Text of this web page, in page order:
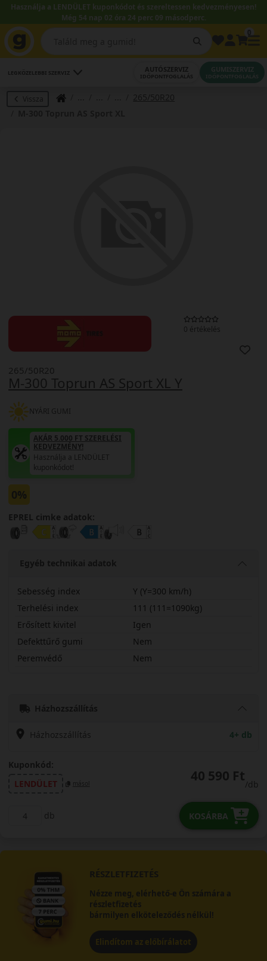
Használja a LENDÜLET kuponkódot és szereltessen kedvezményesen!
Még 54 nap 02 óra 24 perc 09 másodperc.
LEGKÖZELEBBI SZERVIZ AUTÓSZERVIZ
IDŐPONTFOGLALÁS
GUMISZERVIZ
IDŐPONTFOGLALÁS
Vissza
265/50R20
0 értékelés
M-300 Toprun AS Sport XL Y
265/50R20
NYÁRI GUMI
AKÁR 5.000 FT SZERELÉSI
KEDVEZMÉNY!
Használja a LENDÜLET
kuponkódot!
0%
EPREL cimke adatok:
Egyéb technikai adatok
Sebesség index
Y (Y=300 km/h)
Terhelési index
111 (111=1090kg)
Erősített kivitel
Igen
Defekttűrő gumi
Nem
Peremvédő
Nem
Házhozszállítás
Házhozszállítás 4+ db
Kuponkód:
LENDÜLET
másol 40 590 Ft
/db
db KOSÁRBA
RÉSZLETFIZETÉS
Nézze meg, elérhető-e Ön számára a
részletfizetés
bármilyen elköteleződés nélkül!
Elindítom az előbírálatot